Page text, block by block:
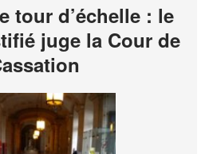
tour d’échelle : le
juge la Cour de